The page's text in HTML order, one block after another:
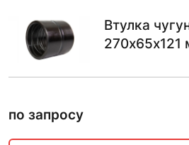
Втулка
270х65х121
по запросу